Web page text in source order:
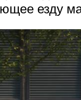
езду